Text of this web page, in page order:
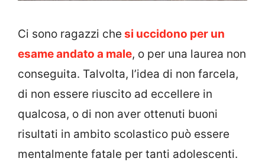
Ci sono ragazzi che si uccidono per un
esame andato a male, o per una laurea non
conseguita. Talvolta, l’idea di non farcela,
di non essere riuscito ad eccellere in
qualcosa, o di non aver ottenuti buoni
risultati in ambito scolastico può essere
mentalmente fatale per tanti adolescenti.